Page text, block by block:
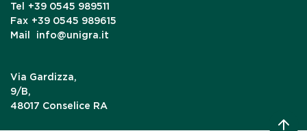
Tel
+39 0545 989511
Fax +39 0545 989615
Mail
info@unigra.it
Via Gardizza,
9/B,
48017 Conselice RA